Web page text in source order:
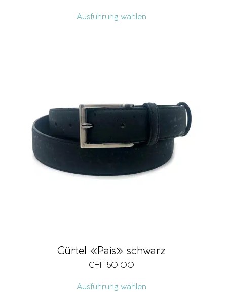
Ausführung wählen
Gürtel «Pais» schwarz
CHF 50.00
Ausführung wählen